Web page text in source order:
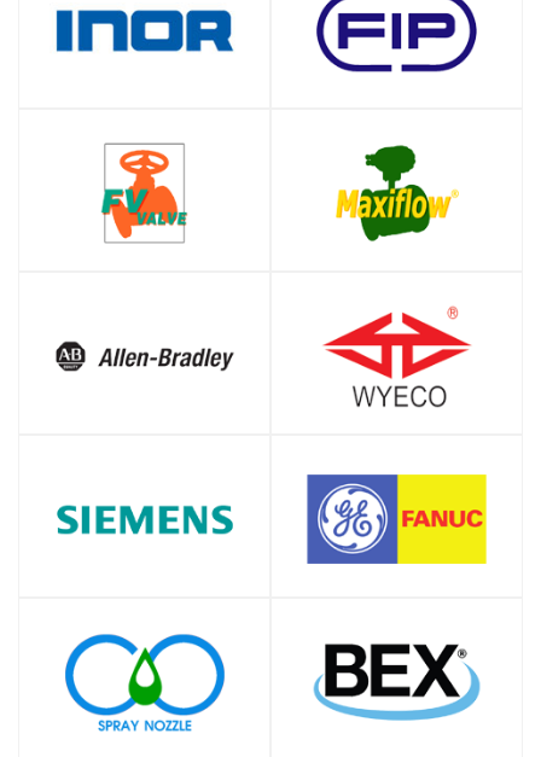
SHOP SHOP
SHOP SHOP
SHOP SHOP
SHOP SHOP
SHOP SHOP